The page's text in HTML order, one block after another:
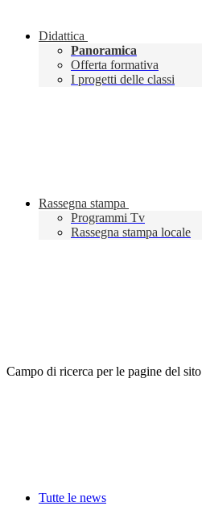
Didattica
Panoramica
Offerta formativa
I progetti delle classi
Rassegna stampa
Programmi Tv
Rassegna stampa locale
Campo di ricerca per le pagine del sito
Tutte le news